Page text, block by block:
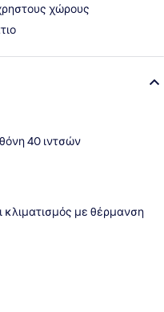
χώρους
40 ιντσών
κλιματισμός με θέρμανση